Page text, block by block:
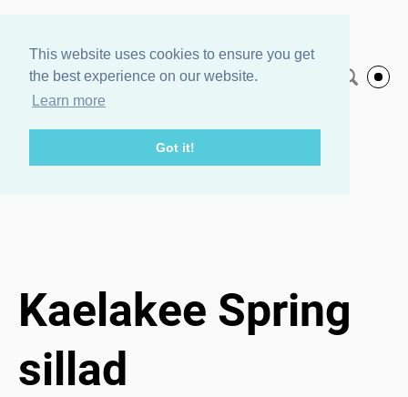
This website uses cookies to ensure you get
the best experience on our website.
Learn more
Got it!
Agnes Veski
Jewelry
Eesti keeles
Pood/Kaelakee Spring sillad
Kaelakee Spring
sillad